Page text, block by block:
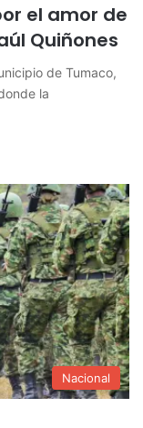
el amor de
Quiñones
de Tumaco,
la
Nacional